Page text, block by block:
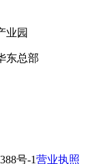
业园
东总部
号-1营业执照